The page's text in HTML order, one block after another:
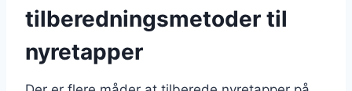
tilberedningsmetoder til
nyretapper